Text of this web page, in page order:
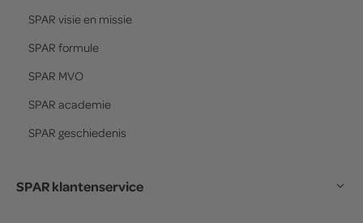
SPAR visie en missie
SPAR formule
SPAR MVO
SPAR academie
SPAR geschiedenis
SPAR klantenservice